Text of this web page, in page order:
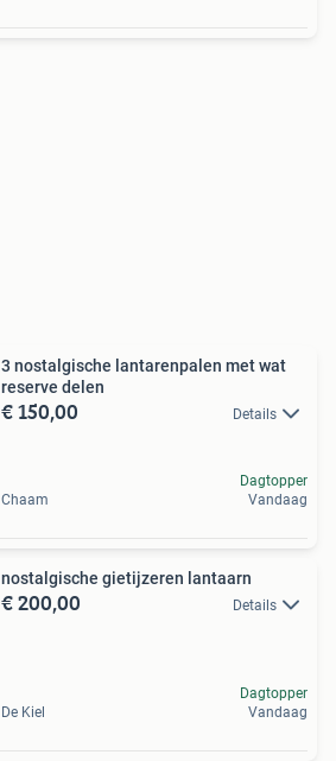
3 nostalgische lantarenpalen met wat
reserve delen
€ 150,00 Details
Chaam
Dagtopper
Vandaag
nostalgische gietijzeren lantaarn
€ 200,00 Details
De Kiel
Dagtopper
Vandaag